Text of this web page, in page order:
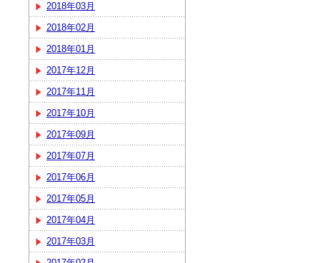
2018年03月
2018年02月
2018年01月
2017年12月
2017年11月
2017年10月
2017年09月
2017年07月
2017年06月
2017年05月
2017年04月
2017年03月